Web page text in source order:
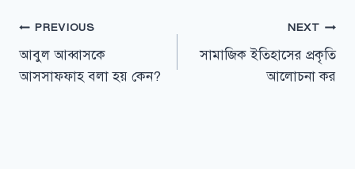
Post
navigation
PREVIOUS
আবুল আব্বাসকে
আসসাফফাহ বলা হয় কেন?
NEXT
সামাজিক ইতিহাসের প্রকৃতি
আলোচনা কর